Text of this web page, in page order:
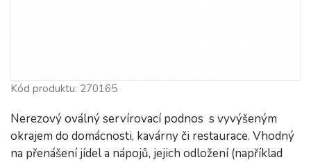
Kód produktu: 270165
Nerezový oválný servírovací podnos s vyvýšeným
okrajem do domácnosti, kavárny či restaurace. Vhodný
na přenášení jídel a nápojů, jejich odložení (například